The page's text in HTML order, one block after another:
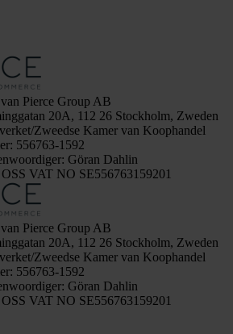
Pierce Group AB
20A, 112 26 Stockholm, Zweden
Zweedse Kamer van Koophandel
556763-1592
Göran Dahlin
VAT NO SE556763159201
Pierce Group AB
20A, 112 26 Stockholm, Zweden
Zweedse Kamer van Koophandel
556763-1592
Göran Dahlin
VAT NO SE556763159201